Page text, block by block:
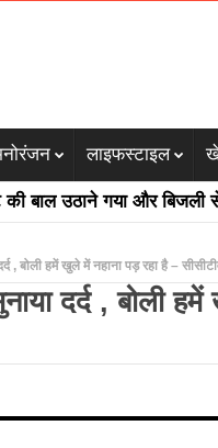
लाइफस्टाइल
गया और बिजली से चिपक
, बोली हमें खुले में नहाना पड़ रहा है –
दर्द , बोली